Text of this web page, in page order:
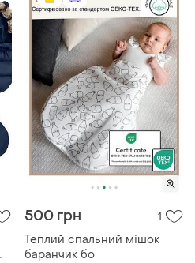
500 грн 1
Теплий спальний мішок
баранчик бо